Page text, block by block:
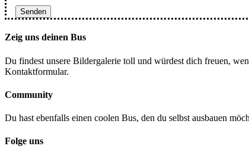
Senden
Zeig uns deinen Bus
Du findest unsere Bildergalerie toll und würdest dich freuen,
Kontaktformular.
Community
Du hast ebenfalls einen coolen Bus, den du selbst ausbauen
Folge uns